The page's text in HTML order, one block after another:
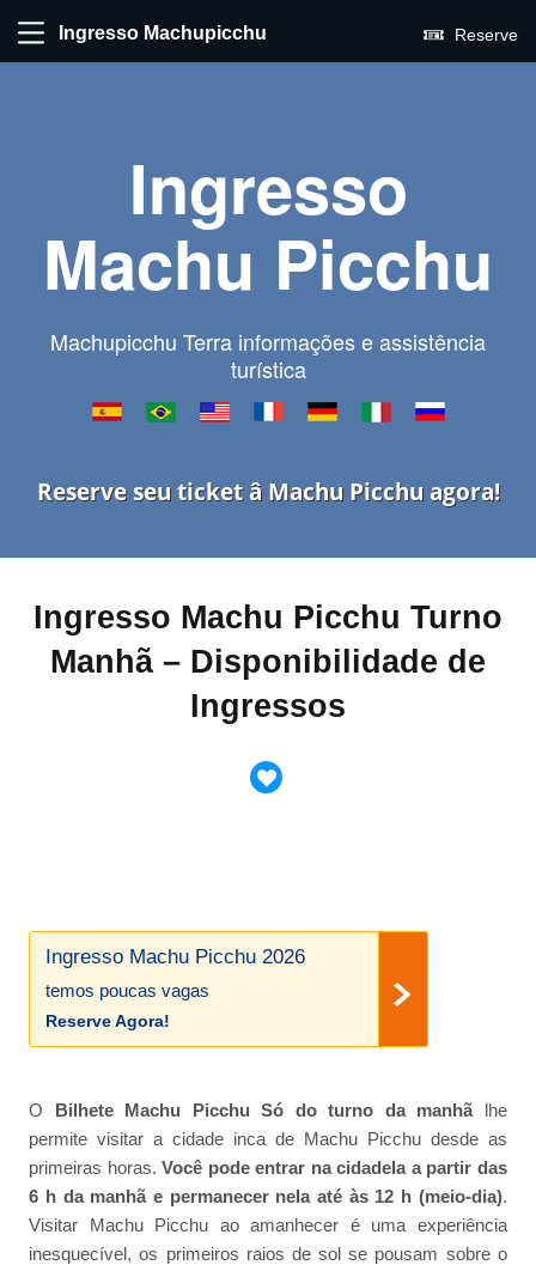
Ingresso Machupicchu Reserve
Ingresso
Machu Picchu
Machupicchu Terra informações e assistência
turística
Reserve seu ticket â Machu Picchu agora!
Ingresso Machu Picchu Turno
Manhã – Disponibilidade de
Ingressos
Ingresso Machu Picchu 2026
temos poucas vagas
Reserve Agora!
O Bilhete Machu Picchu Só do turno da manhã lhe
permite visitar a cidade inca de Machu Picchu desde as
primeiras horas.Você pode entrar na cidadela a partir das
6 h da manhã e permanecer nela até às 12 h (meio-dia).
Visitar Machu Picchu ao amanhecer é uma experiência
inesquecível, os primeiros raios de sol se pousam sobre o